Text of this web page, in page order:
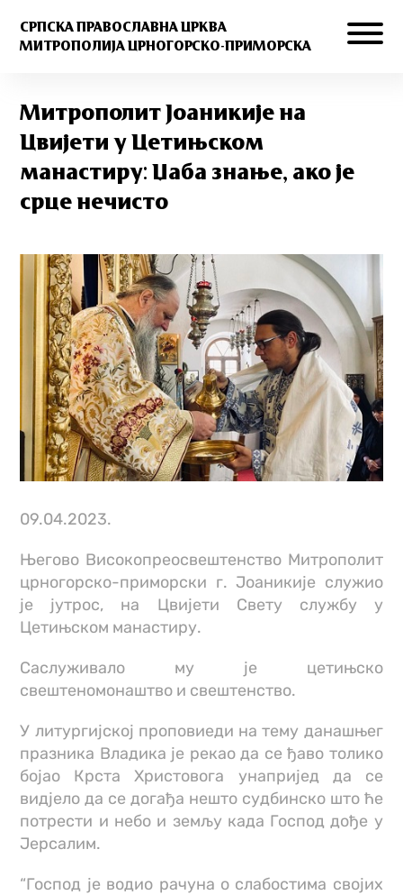
СРПСКА ПРАВОСЛАВНА ЦРКВА
МИТРОПОЛИЈА ЦРНОГОРСКО-ПРИМОРСКА
Митрополит Јоаникије на
Цвијети у Цетињском
манастиру: Џаба знање, ако је
срце нечисто
09.04.2023.
Његово Високопреосвештенство Митрополит
црногорско-приморски г. Јоаникије служио
је јутрос, на Цвијети Свету службу у
Цетињском манастиру.
Саслуживало му је цетињско
свештеномонаштво и свештенство.
У литургијској проповиеди на тему данашњег
празника Владика је рекао да се ђаво толико
бојао Крста Христовога унапријед да се
видјело да се догађа нешто судбинско што ће
потрести и небо и земљу када Господ дође у
Јерсалим.
“Господ је водио рачуна о слабостима својих